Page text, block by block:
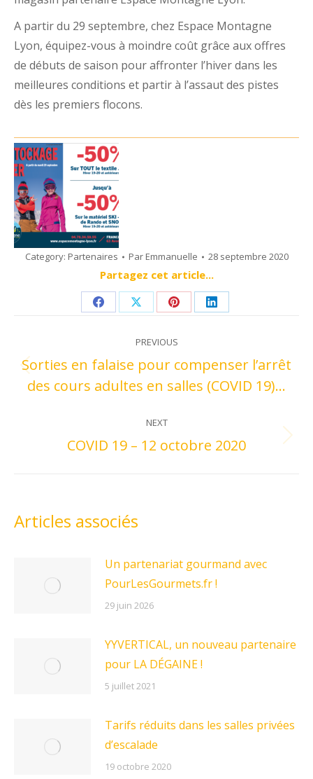
A partir du 29 septembre, chez Espace Montagne
Lyon, équipez-vous à moindre coût grâce aux offres
de débuts de saison pour affronter l’hiver dans les
meilleures conditions et partir à l’assaut des pistes
dès les premiers flocons.
Category: Partenaires Par Emmanuelle 28 septembre 2020
Partagez cet article...
Share Share Share Share
navigation
PREVIOUS
Previous
post:
Sorties en falaise pour compenser l’arrêt
des cours adultes en salles (COVID 19)…
NEXT
Next
COVID 19 – 12 octobre 2020
Articles associés
Un partenariat gourmand avec
PourLesGourmets.fr !
29 juin 2026
YYVERTICAL, un nouveau partenaire
pour LA DÉGAINE !
5 juillet 2021
Tarifs réduits dans les salles privées
d’escalade
19 octobre 2020